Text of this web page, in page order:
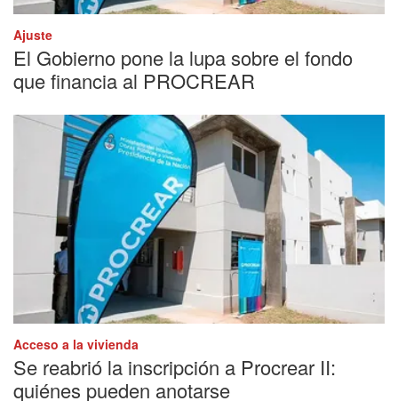
Ajuste
El Gobierno pone la lupa sobre el fondo
que financia al PROCREAR
Acceso a la vivienda
Se reabrió la inscripción a Procrear II:
quiénes pueden anotarse